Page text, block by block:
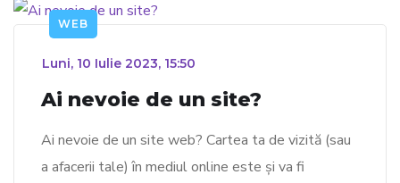
WEB
Luni, 10 Iulie 2023, 15:50
Ai nevoie de un site?
Ai nevoie de un site web? Cartea ta de vizită (sau
a afacerii tale) în mediul online este și va fi